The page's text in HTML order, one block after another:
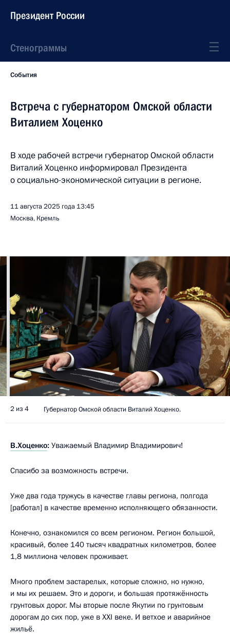
Президент России
Стенограммы
События
Встреча с губернатором Омской области
Виталием Хоценко
В ходе рабочей встречи губернатор Омской области
Виталий Хоценко информировал Президента
о социально-экономической ситуации в регионе.
11 августа 2025 года 13:45
Москва, Кремль
2 из 4 Губернатор Омской области Виталий Хоценко.
В.Хоценко: Уважаемый Владимир Владимирович!
Спасибо за возможность встречи.
Уже два года тружусь в качестве главы региона, полгода
[работал] в качестве временно исполняющего обязанности.
Конечно, ознакомился со всем регионом. Регион большой,
красивый, более 140 тысяч квадратных километров, более
1,8 миллиона человек проживает.
Много проблем застарелых, которые сложно, но нужно,
и мы их решаем. Это и дороги, и большая протяжённость
грунтовых дорог. Мы вторые после Якутии по грунтовым
дорогам до сих пор, уже в XXI веке. И ветхое и аварийное
жильё.